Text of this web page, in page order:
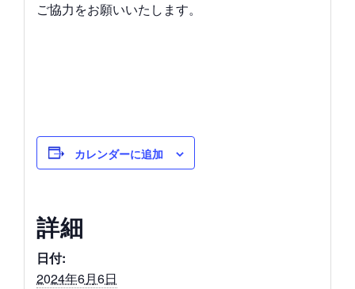
ご協力をお願いいたします。
カレンダーに追加
詳細
日付:
2024年6月6日